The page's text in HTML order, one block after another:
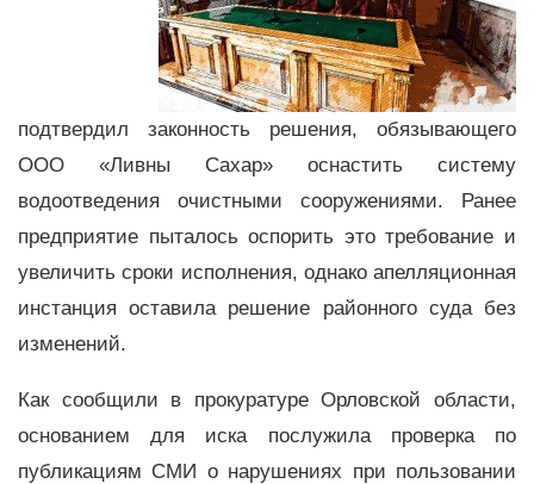
подтвердил законность решения, обязывающего
ООО «Ливны Сахар» оснастить систему
водоотведения очистными сооружениями. Ранее
предприятие пыталось оспорить это требование и
увеличить сроки исполнения, однако апелляционная
инстанция оставила решение районного суда без
изменений.
Как сообщили в прокуратуре Орловской области,
основанием для иска послужила проверка по
публикациям СМИ о нарушениях при пользовании